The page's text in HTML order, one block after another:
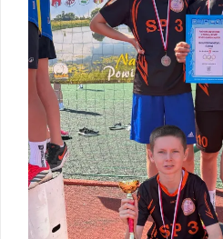
Wycieczka klasy 3b i 3d do
„Ostatni
🌊🏰 Wycieczka do
Gala Laureatów –